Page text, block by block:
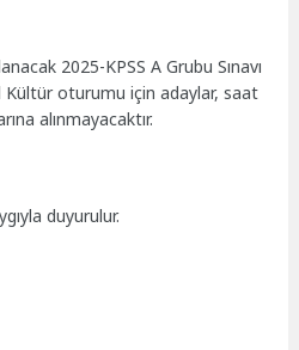
2025-KPSS A Grubu Sınavı
Kültür oturumu için adaylar, saat
alınmayacaktır.
duyurulur.